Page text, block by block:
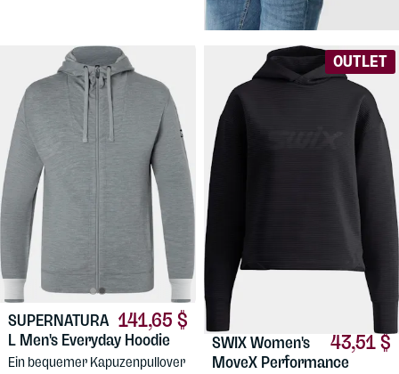
Merinomischung für Herren.
141,65 $
SUPERNATURA
L Men's Everyday Hoodie
Ein bequemer Kapuzenpullover
OUTLET
43,51 $
SWIXWomen's
MoveX Performance